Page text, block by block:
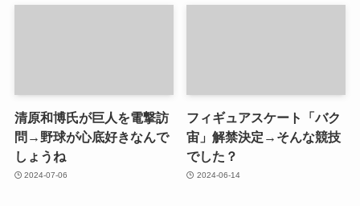
清原和博氏が巨人を電撃訪
問→野球が心底好きなんで
しょうね
2024-07-06
フィギュアスケート「バク
宙」解禁決定→そんな競技
でした？
2024-06-14